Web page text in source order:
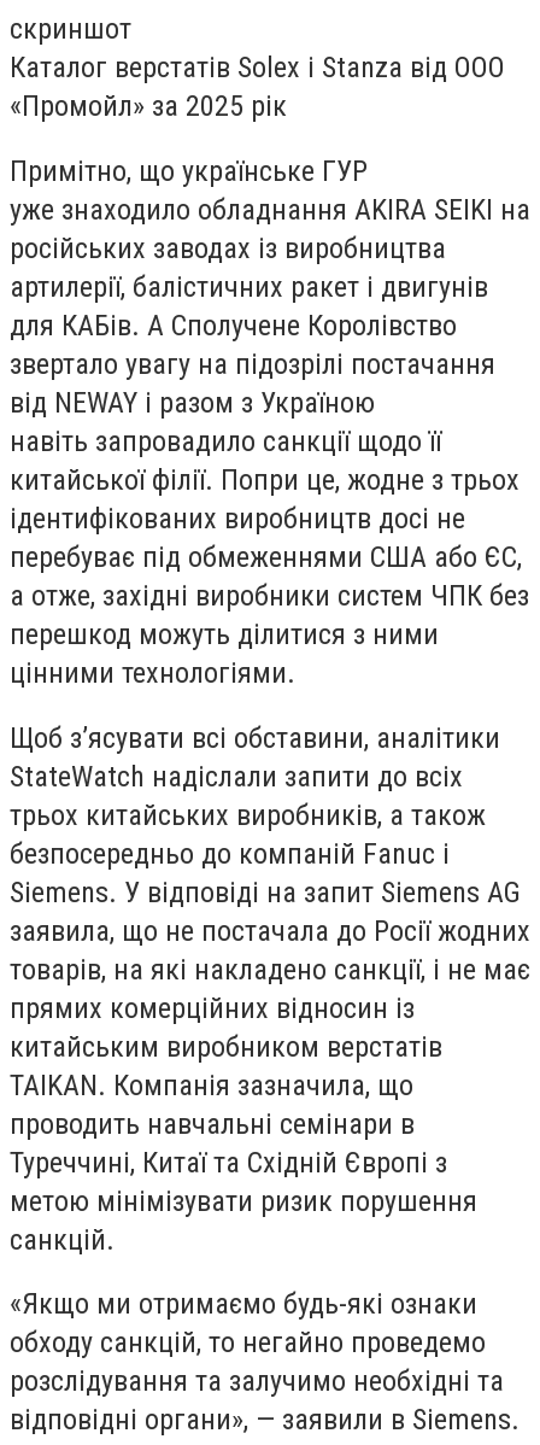
скриншот
Каталог верстатів Solex і Stanza від ООО
«Промойл» за 2025 рік
Примітно, що українське ГУР
уже знаходило обладнання AKIRA SEIKI на
російських заводах із виробництва
артилерії, балістичних ракет і двигунів
для КАБів. А Сполучене Королівство
звертало увагу на підозрілі постачання
від NEWAY і разом з Україною
навіть запровадило санкції щодо її
китайської філії. Попри це, жодне з трьох
ідентифікованих виробництв досі не
перебуває під обмеженнями США або ЄС,
а отже, західні виробники систем ЧПК без
перешкод можуть ділитися з ними
цінними технологіями.
Щоб з’ясувати всі обставини, аналітики
StateWatch надіслали запити до всіх
трьох китайських виробників, а також
безпосередньо до компаній Fanuc і
Siemens. У відповіді на запит Siemens AG
заявила, що не постачала до Росії жодних
товарів, на які накладено санкції, і не має
прямих комерційних відносин із
китайським виробником верстатів
TAIKAN. Компанія зазначила, що
проводить навчальні семінари в
Туреччині, Китаї та Східній Європі з
метою мінімізувати ризик порушення
санкцій.
«Якщо ми отримаємо будь-які ознаки
обходу санкцій, то негайно проведемо
розслідування та залучимо необхідні та
відповідні органи», — заявили в Siemens.